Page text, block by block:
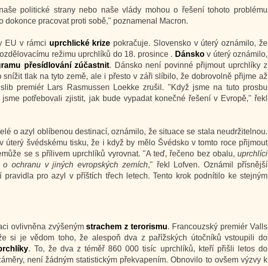
politické strany nebo naše vlády mohou o řešení tohoto problému
dokonce pracovat proti sobě," poznamenal Macron.
EU v rámci uprchlické krize pokračuje. Slovensko v úterý oznámilo, že
režimu uprchlíků do 18. prosince . Dánskov úterý oznámilo,
přesídlování zúčastnit. Dánsko není povinné přijmout uprchlíky z
snížit tlak na tyto země, ale i přesto v záři slíbilo, že dobrovolně přijme až
premiér Lars Rasmussen Loekke zrušil. "Když jsme na tuto prosbu
potřebovali zjistit, jak bude vypadat konečné řešení v Evropě," řekl
o azyl oblíbenou destinací, oznámilo, že situace se stala neudržitelnou.
úterý švédskému tisku, že i když by mělo Švédsko v tomto roce přijmout
se s přílivem uprchlíků vyrovnat. "A teď, řečeno bez obalu, uprchlíci
ochranu v jiných evropských zemích," řekl Lofven. Oznámil přísnější
pravidla pro azyl v příštích třech letech. Tento krok podnítilo ke stejným
ovlivněna zvýšenýmstrachem z terorismu. Francouzský premiér Valls
si je vědom toho, že alespoň dva z pařížských útočníků vstoupili do
. To, že dva z téměř 860 000 tisíc uprchlíků, kteří přišli letos do
není žádným statistickým překvapením. Obnovilo to ovšem výzvy k